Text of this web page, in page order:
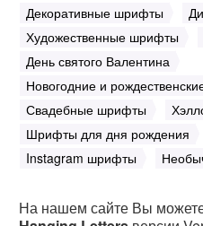
Декоративные шрифты
Художественные шрифты
День святого Валентина
Новогодние и
Свадебные шрифты
Шрифты для дня рождения
Instagram шрифты
На нашем сайте Вы